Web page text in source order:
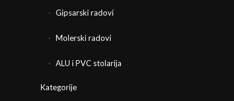
Gipsarski radovi
Molerski radovi
ALU i PVC stolarija
Kategorije